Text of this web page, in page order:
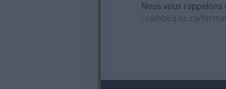
Nous vous
: combeq.qc.ca/